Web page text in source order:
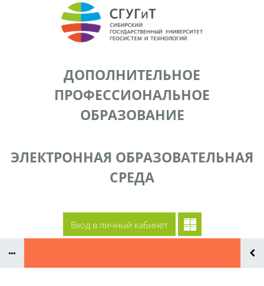
Перейти к основному содержанию
ДОПОЛНИТЕЛЬНОЕ
ПРОФЕССИОНАЛЬНОЕ
ОБРАЗОВАНИЕ
ЭЛЕКТРОННАЯ ОБРАЗОВАТЕЛЬНАЯ
СРЕДА
Вход в личный кабинет